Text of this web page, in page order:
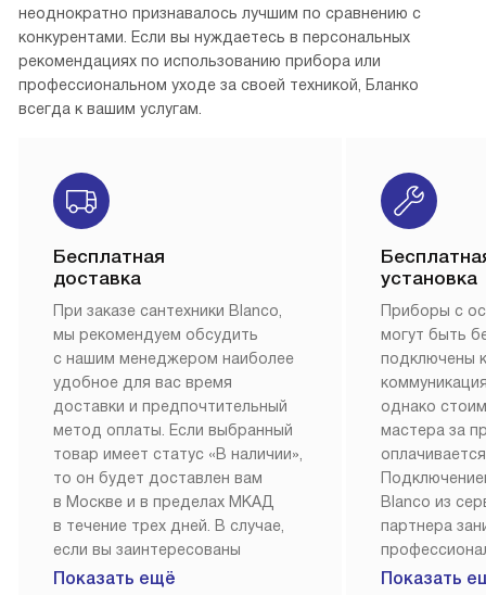
неоднократно признавалось лучшим по сравнению с
конкурентами. Если вы нуждаетесь в персональных
рекомендациях по использованию прибора или
профессиональном уходе за своей техникой, Бланко
всегда к вашим услугам.
Бесплатная
доставка
При заказе сантехники Blanco,
мы рекомендуем обсудить
с нашим менеджером наиболее
удобное для вас время
доставки и предпочтительный
метод оплаты. Если выбранный
товар имеет статус «В наличии»,
то он будет доставлен вам
в Москве и в пределах МКАД
в течение трех дней. В случае,
если вы заинтересованы
в товаре, который доступен
Показать ещё
установка
Приборы с
могут быть
подключены
однако
мастера за
Blanco из
партнера
Наш сервис
Показать